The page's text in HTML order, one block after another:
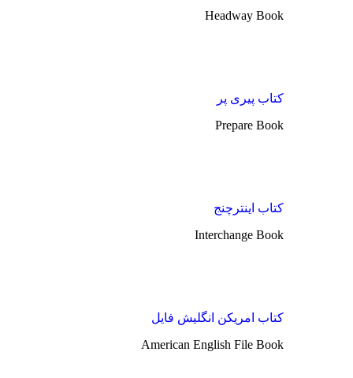
Headway Book
کتاب پیری پر
Prepare Book
کتاب اینترچنج
Interchange Book
کتاب امریکن انگلیش فایل
American English File Book